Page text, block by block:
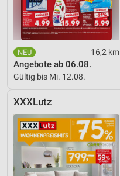
16,2 km
Angebote ab 06.08.
Gültig bis Mi. 12.08.
XXXLutz